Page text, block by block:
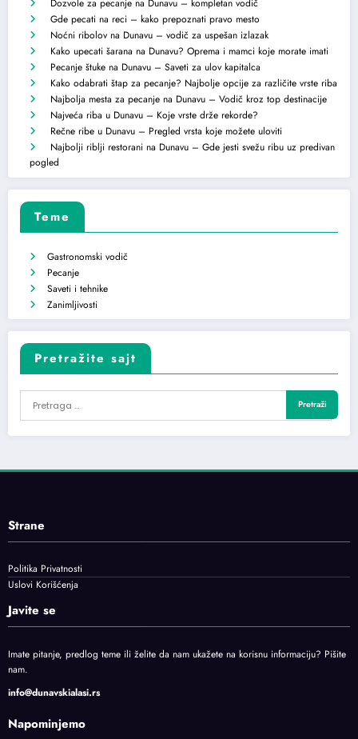
Dozvole za pecanje na Dunavu – kompletan vodič
Gde pecati na reci – kako prepoznati pravo mesto
Noćni ribolov na Dunavu – vodič za uspešan izlazak
Kako upecati šarana na Dunavu? Oprema i mamci koje morate imati
Pecanje štuke na Dunavu – Saveti za ulov kapitalca
Kako odabrati štap za pecanje? Najbolje opcije za različite vrste riba
Najbolja mesta za pecanje na Dunavu – Vodič kroz top destinacije
Najveća riba u Dunavu – Koje vrste drže rekorde?
Rečne ribe u Dunavu – Pregled vrsta koje možete uloviti
Najbolji riblji restorani na Dunavu – Gde jesti svežu ribu uz predivan
pogled
Teme
Gastronomski vodič
Pecanje
Saveti i tehnike
Zanimljivosti
Pretražite sajt
Strane
Politika Privatnosti
Uslovi Korišćenja
Javite se
Imate pitanje, predlog teme ili želite da nam ukažete na korisnu informaciju? Pišite
nam.
info@dunavskialasi.rs
Napominjemo